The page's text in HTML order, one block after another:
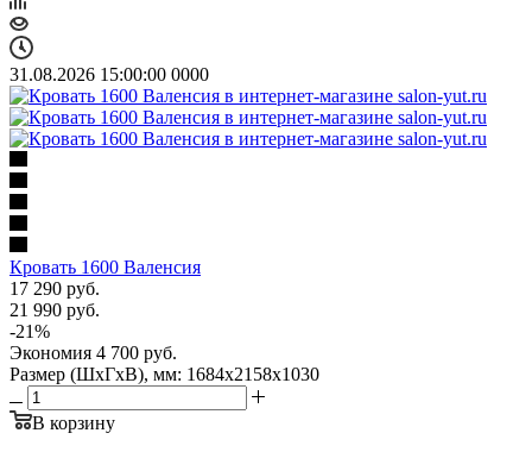
31.08.2026 15:00:00 0000
Кровать 1600 Валенсия
17 290 руб.
21 990 руб.
-21%
Экономия 4 700 руб.
Размер (ШхГхВ), мм: 1684х2158х1030
В корзину